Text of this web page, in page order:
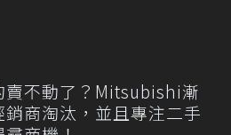
賣不動了？Mitsubishi漸
銷商淘汰，並且專注二手